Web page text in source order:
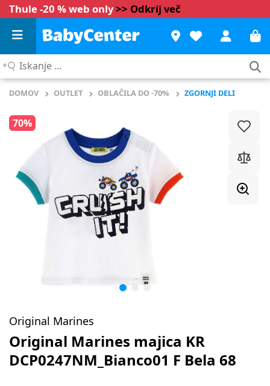
Thule -20 % web only>> Odkrij več
Iskanje
DOMOV OUTLET OBLAČILA DO -70% ZGORNJI DELI
70%
Original Marines
Original Marines majica KR
DCP0247NM_Bianco01 F Bela 68